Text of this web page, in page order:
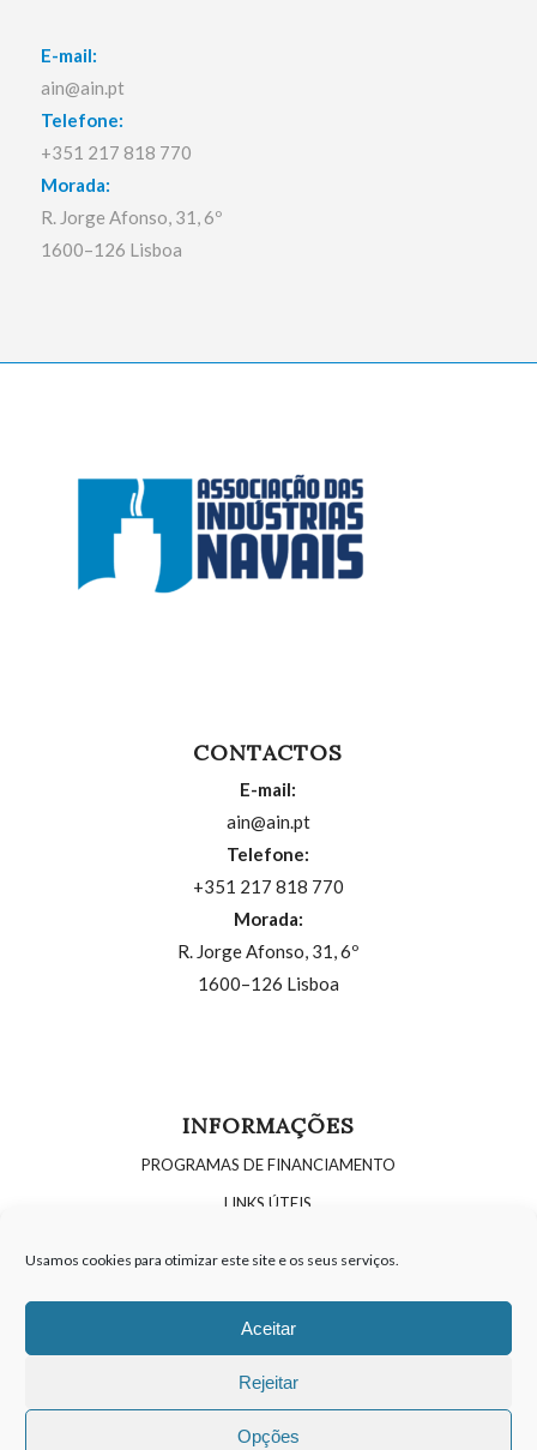
Usamos cookies para otimizar este site e os seus serviços.
Aceitar
Rejeitar
Opções
E-mail:
ain@ain.pt
Telefone:
+351 217 818 770
Morada:
R. Jorge Afonso, 31, 6º
1600–126 Lisboa
CONTACTOS
E-mail:
ain@ain.pt
Telefone:
+351 217 818 770
Morada:
R. Jorge Afonso, 31, 6º
1600–126 Lisboa
INFORMAÇÕES
PROGRAMAS DE FINANCIAMENTO
LINKS ÚTEIS
POLÍTICA DE PRIVACIDADE